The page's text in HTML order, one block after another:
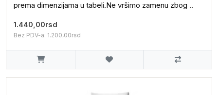
prema dimenzijama u tabeli.Ne vršimo zamenu zbog ..
1.440,00rsd
Bez PDV-a: 1.200,00rsd